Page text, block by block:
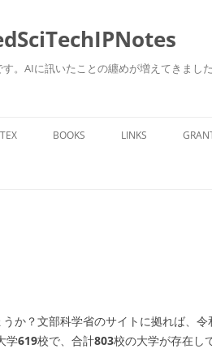
。AIに訊いたことの纏めが増えてきま
BOOKS LINKS
か？文部科学省のサイトに拠れば、令
学619校で、合計803校の大学が存在し